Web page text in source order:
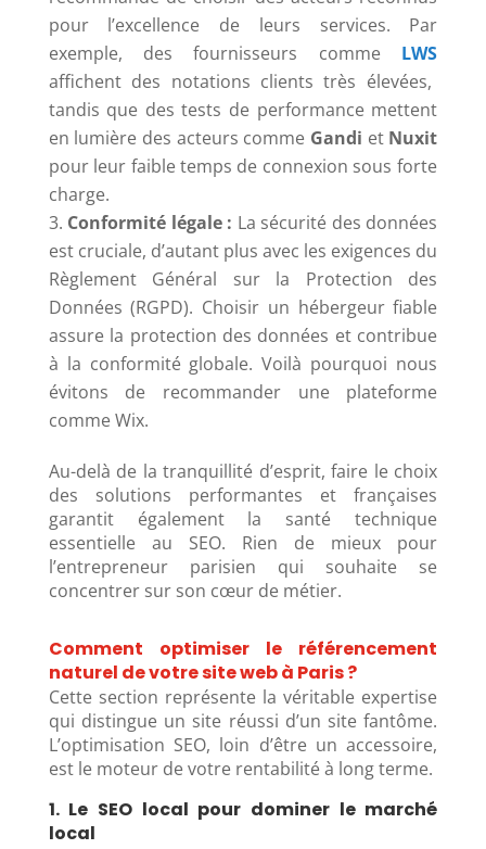
pour l’excellence de leurs services. Par
exemple, des fournisseurs comme LWS
affichent des notations clients très élevées,
tandis que des tests de performance mettent
en lumière des acteurs comme Gandi et Nuxit
pour leur faible temps de connexion sous forte
charge.
Conformité légale : La sécurité des données
est cruciale, d’autant plus avec les exigences du
Règlement Général sur la Protection des
Données (RGPD). Choisir un hébergeur fiable
assure la protection des données et contribue
à la conformité globale. Voilà pourquoi nous
évitons de recommander une plateforme
comme Wix.
Au-delà de la tranquillité d’esprit, faire le choix
des solutions performantes et françaises
garantit également la santé technique
essentielle au SEO. Rien de mieux pour
l’entrepreneur parisien qui souhaite se
concentrer sur son cœur de métier.
Comment optimiser le référencement
naturel de votre site web à Paris ?
Cette section représente la véritable expertise
qui distingue un site réussi d’un site fantôme.
L’optimisation SEO, loin d’être un accessoire,
est le moteur de votre rentabilité à long terme.
1. Le SEO local pour dominer le marché
local